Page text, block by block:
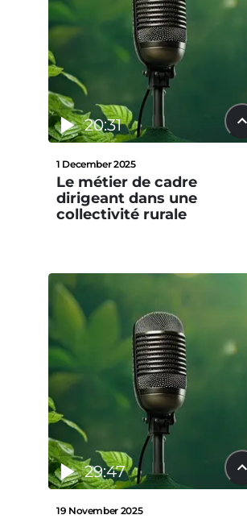
20:31
1 December 2025
Le métier de cadre
dirigeant dans une
collectivité rurale
29:47
19 November 2025